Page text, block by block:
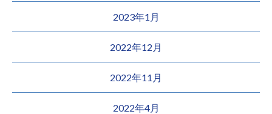
2023年1月
2022年12月
2022年11月
2022年4月